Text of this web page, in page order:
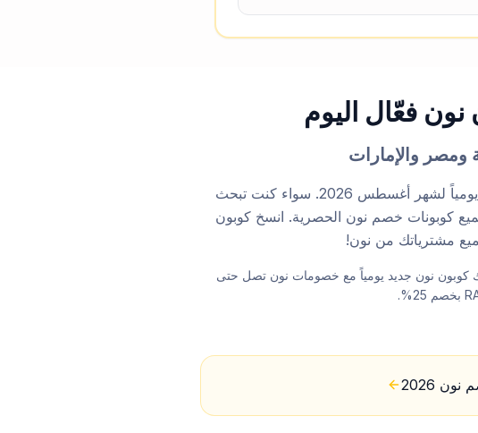
مرحباً بك في أكبر موقع كوبونات نون! نوفر لك أقوى اكواد خصم نون المُجربة والمُحدثة يومياً لشهر أغسطس 2026. سواء كنت تبحث
كوبونات خصم نون الحصرية. انسخ كوبون
اليوم؟ جميع كودات خصم نون على موقعنا مُجربة وفعّالة 2026. نقدم لك كوبون نون جديد يومياً مع خصومات نون تصل حتى
2026